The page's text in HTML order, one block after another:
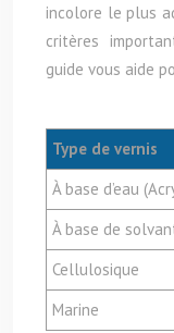
incolore le plus
critères
guide vous aide
Type de vernis
À base d’eau
À base de
Cellulosique
Marine